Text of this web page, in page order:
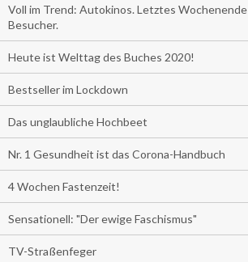
Voll im Trend: Autokinos. Letztes
Besucher.
Heute ist Welttag des Buches 2020!
Bestseller im Lockdown
Das unglaubliche Hochbeet
Nr. 1 Gesundheit ist das Corona-Handbuch
4 Wochen Fastenzeit!
Sensationell: "Der ewige Faschismus"
TV-Straßenfeger